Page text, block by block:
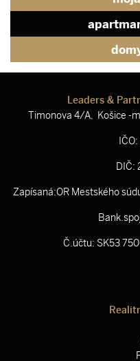
Leaders &
Timonova 4/A, Košice -
DIČ:
Zapísaná:OR Mestského
Č.účtu: SK53